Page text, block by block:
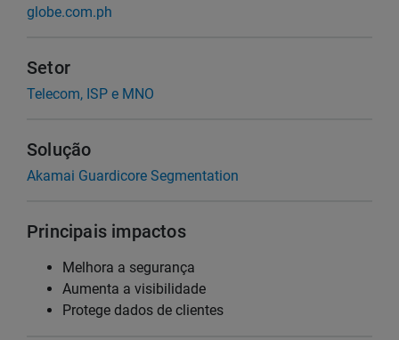
globe.com.ph
Setor
Telecom, ISP e MNO
Solução
Akamai Guardicore Segmentation
Principais impactos
Melhora a segurança
Aumenta a visibilidade
Protege dados de clientes